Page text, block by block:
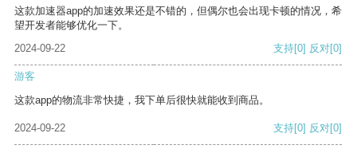
这款加速器app的加速效果还是不错的，但偶尔也会出现卡顿的情况，希
望开发者能够优化一下。
2024-09-22
支持[0] 反对[0]
游客
这款app的物流非常快捷，我下单后很快就能收到商品。
2024-09-22 支持[0] 反对[0]